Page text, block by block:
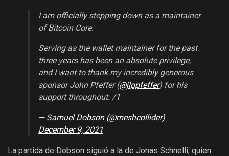
I am officially stepping down as a maintainer
of Bitcoin Core.
Serving as the wallet maintainer for the past
three years has been an absolute privilege,
and I want to thank my incredibly generous
sponsor John Pfeffer (@jlppfeffer) for his
support throughout. /1
— Samuel Dobson (@meshcollider)
December 9, 2021
La partida de Dobson siguió a la de Jonas Schnelli, quien